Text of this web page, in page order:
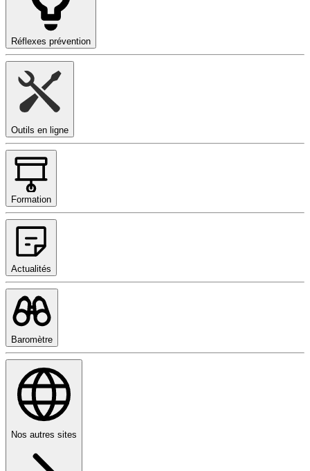
Réflexes prévention
Outils en ligne
Formation
Actualités
Baromètre
Nos autres sites